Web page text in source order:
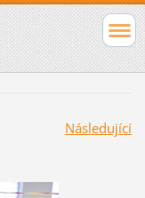
Následující